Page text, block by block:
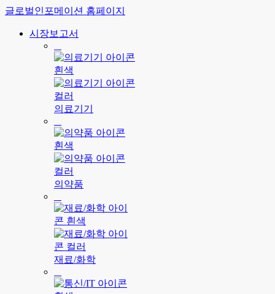
글로벌인포메이션 홈페이지
시장보고서
의료기기
의약품
재료/화학